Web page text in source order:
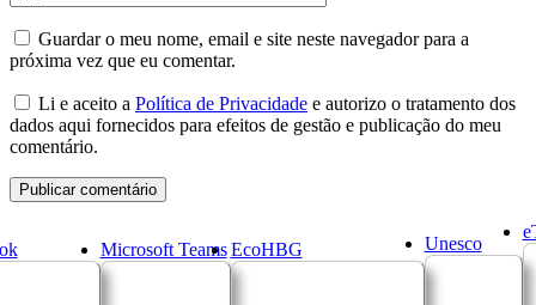
Guardar o meu nome, email e site neste navegador para a
próxima vez que eu comentar.
Li e aceito a Política de Privacidade e autorizo o tratamento dos
dados aqui fornecidos para efeitos de gestão e publicação do meu
comentário.
Microsoft Teams EcoHBG Unesco